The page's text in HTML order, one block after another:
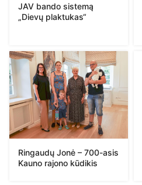
JAV bando sistemą
„Dievų plaktukas“
Ringaudų Jonė – 700-asis
Kauno rajono kūdikis